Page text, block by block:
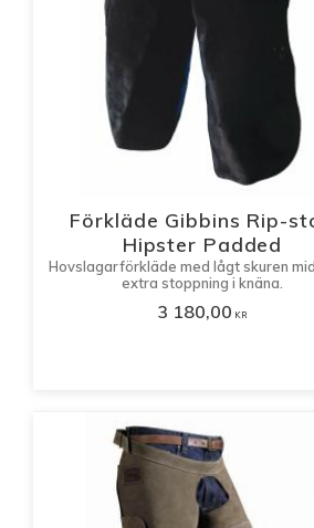
Förkläde Gibbins Rip-
Hipster Padded
Hovslagarförkläde med lågt skuren
extra stoppning i knäna.
3 180,00 KR